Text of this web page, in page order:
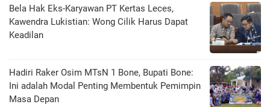
Bela Hak Eks-Karyawan PT Kertas Leces,
Kawendra Lukistian: Wong Cilik Harus Dapat
Keadilan
Hadiri Raker Osim MTsN 1 Bone, Bupati Bone:
Ini adalah Modal Penting Membentuk Pemimpin
Masa Depan